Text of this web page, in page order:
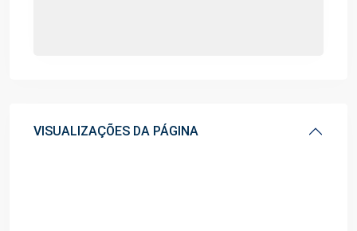
VISUALIZAÇÕES DA PÁGINA